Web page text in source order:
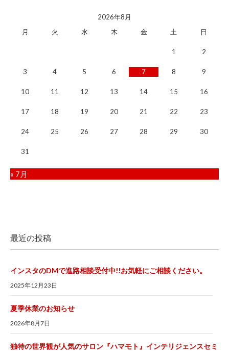
2026年8月
月
火 水 木 金 土 日
1 2
3 4 5 6 7 8 9
10 11 12 13 14 15 16
17 18 19 20 21 22 23
24 25 26 27 28 29 30
31
« 7月
最近の投稿
インスタのDMで進路相談受付中!!お気軽にご相談ください。
2025年12月23日
夏季休業のお知らせ
2026年8月7日
独特の世界観が人気のサロン『ハマモト』インテリジェンスセミ